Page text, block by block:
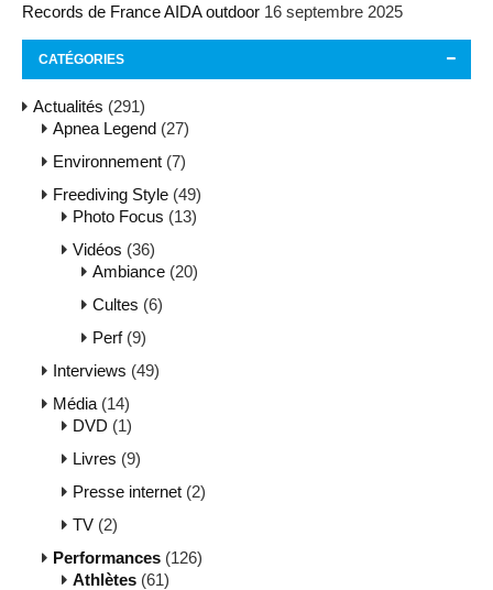
Records de France AIDA outdoor 16 septembre 2025
CATÉGORIES
Actualités (291)
Apnea Legend (27)
Environnement (7)
Freediving Style (49)
Photo Focus (13)
Vidéos (36)
Ambiance (20)
Cultes (6)
Perf(9)
Interviews (49)
Média (14)
DVD (1)
Livres (9)
Presse internet (2)
TV (2)
Performances (126)
Athlètes (61)